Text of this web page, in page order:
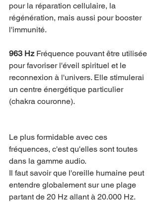
pour la réparation cellulaire, la
régénération, mais aussi pour booster
l'immunité.
963 Hz Fréquence pouvant être utilisée
pour favoriser l'éveil spirituel et le
reconnexion à l'univers. Elle stimulerai
un centre énergétique particulier
(chakra couronne).
Le plus formidable avec ces
fréquences, c'est qu'elles sont toutes
dans la gamme audio.
Il faut savoir que l'oreille humaine peut
entendre globalement sur une plage
partant de 20 Hz allant à 20.000 Hz.